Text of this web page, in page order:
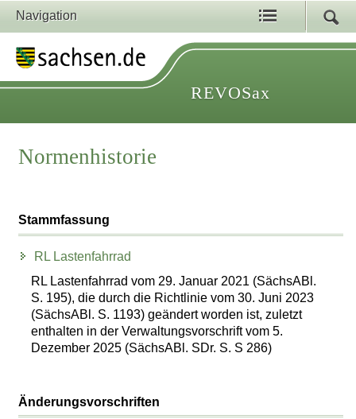
Navigation
REVOSax
Normenhistorie
Stammfassung
RL Lastenfahrrad
RL Lastenfahrrad vom 29. Januar 2021 (SächsABl.
S. 195), die durch die Richtlinie vom 30. Juni 2023
(SächsABl. S. 1193) geändert worden ist, zuletzt
enthalten in der Verwaltungsvorschrift vom 5.
Dezember 2025 (SächsABl. SDr. S. S 286)
Änderungsvorschriften